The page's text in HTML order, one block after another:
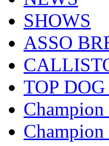
SHOWS
ASSO
TOP